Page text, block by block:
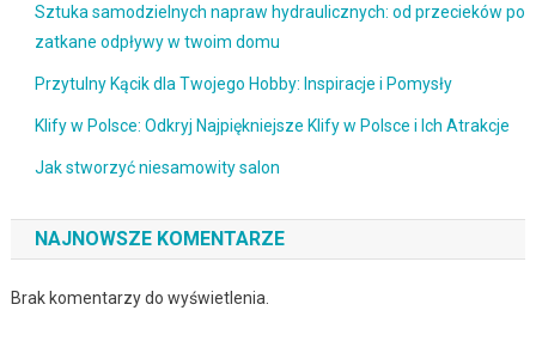
Sztuka samodzielnych napraw hydraulicznych: od przecieków po
zatkane odpływy w twoim domu
Przytulny Kącik dla Twojego Hobby: Inspiracje i Pomysły
Klify w Polsce: Odkryj Najpiękniejsze Klify w Polsce i Ich Atrakcje
Jak stworzyć niesamowity salon
NAJNOWSZE KOMENTARZE
Brak komentarzy do wyświetlenia.